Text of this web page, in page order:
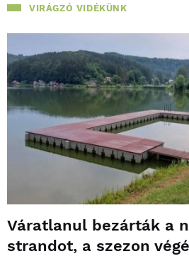
VIRÁGZÓ VIDÉKÜNK
Váratlanul bezárták a
strandot, a szezon